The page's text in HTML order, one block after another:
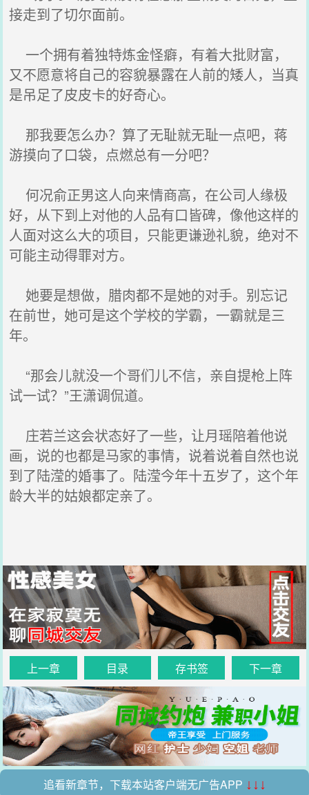
接走到了切尔面前。
一个拥有着独特炼金怪癖，有着大批财富，
又不愿意将自己的容貌暴露在人前的矮人，当真
是吊足了皮皮卡的好奇心。
那我要怎么办？算了无耻就无耻一点吧，蒋
游摸向了口袋，点燃总有一分吧？
何况俞正男这人向来情商高，在公司人缘极
好，从下到上对他的人品有口皆碑，像他这样的
人面对这么大的项目，只能更谦逊礼貌，绝对不
可能主动得罪对方。
她要是想做，腊肉都不是她的对手。别忘记
在前世，她可是这个学校的学霸，一霸就是三
年。
“那会儿就没一个哥们儿不信，亲自提枪上阵
试一试？”王潇调侃道。
庄若兰这会状态好了一些，让月瑶陪着他说
画，说的也都是马家的事情，说着说着自然也说
到了陆滢的婚事了。陆滢今年十五岁了，这个年
龄大半的姑娘都定亲了。
上一章 目录 存书签 下一章
追看新章节，下载本站客户端无广告APP ↓↓↓